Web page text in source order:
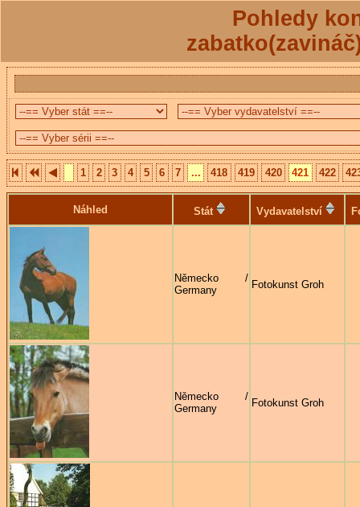
Pohledy
1 2 3 4 5 6 7 ... 418 419 420 421 422
Náhled Stát Vydavatelství
Německo /
Germany
Fotokunst Groh
Německo /
Germany
Fotokunst Groh